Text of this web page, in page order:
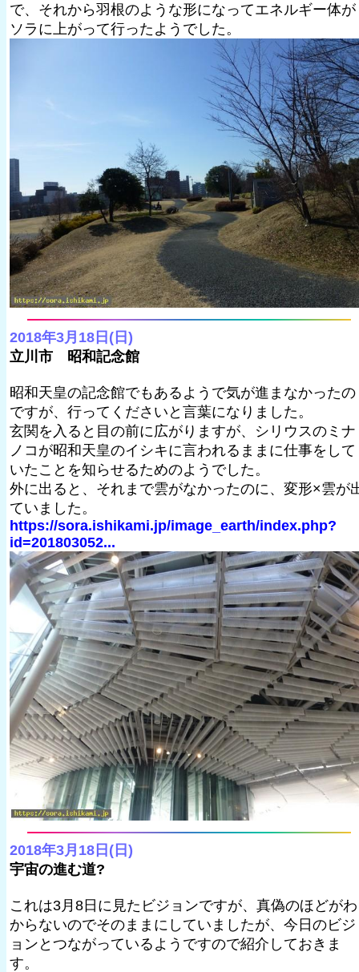
で、それから羽根のような形になってエネルギー体が
ソラに上がって行ったようでした。
2018年3月18日(日)
立川市 昭和記念館
昭和天皇の記念館でもあるようで気が進まなかったの
ですが、行ってくださいと言葉になりました。
玄関を入ると目の前に広がりますが、シリウスのミナ
ノコが昭和天皇のイシキに言われるままに仕事をして
いたことを知らせるためのようでした。
外に出ると、それまで雲がなかったのに、変形×雲が
ていました。
https://sora.ishikami.jp/image_earth/index.php?
id=201803052...
2018年3月18日(日)
宇宙の進む道?
これは3月8日に見たビジョンですが、真偽のほどがわ
からないのでそのままにしていましたが、今日のビジ
ョンとつながっているようですので紹介しておきま
す。